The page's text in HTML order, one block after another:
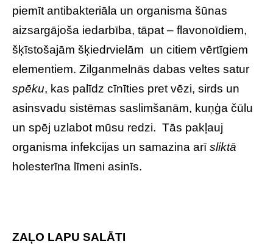
piemīt antibakteriāla un organisma šūnas
aizsargājoša iedarbība, tāpat – flavonoīdiem,
šķīstošajām šķiedrvielām un citiem vērtīgiem
elementiem. Zilganmelnās dabas veltes satur
spēku, kas palīdz cīnīties pret vēzi, sirds un
asinsvadu sistēmas saslimšanām, kuņģa čūlu
un spēj uzlabot mūsu redzi. Tās pakļauj
organisma infekcijas un samazina arīsliktā
holesterīna līmeni asinīs.
ZAĻO LAPU SALĀTI